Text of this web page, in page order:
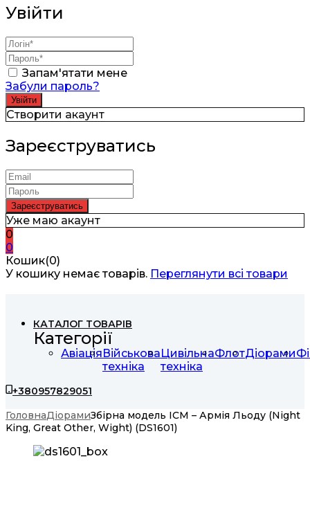
Увійти
Запам'ятати мене
Забули пароль?
Створити акаунт
Зареєструватись
Уже маю акаунт
0
0
Кошик(0)
У кошику немає товарів. Переглянути всі товари
КАТАЛОГ ТОВАРІВ
Категорії
АвіаціяВійськова
техніка
Цивільна
техніка
ФлотДіорами
+380957829051
ГоловнаДіорамиЗбірна модель ICM – Армія Льоду (Night
King, Great Other, Wight) (DS1601)